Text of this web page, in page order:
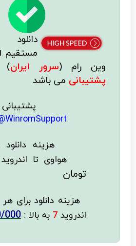
مستقیم
وین رام (سرور ایران)
پشتیبانی می باشد
WinromSupport@
هزینه دانلود
هواوی تا اندروید
تومان
هزینه دانلود برای هر
اندروید7 به بالا :
000